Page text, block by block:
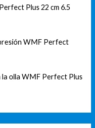
Plus 22 cm 6.5
WMF Perfect
la olla WMF Perfect Plus